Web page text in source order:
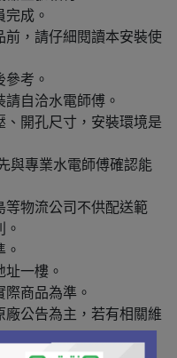
完成。
前，請仔細閱讀本安裝使
參考。
請自洽水電師傅。
、開孔尺寸，安裝環境是
與專業水電師傅確認能
等物流公司不供配送範
址一樓。
際商品為準。
廠公告為主，若有相關維